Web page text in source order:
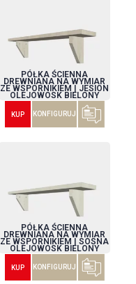
PÓŁKA ŚCIENNA
DREWNIANA NA WYMIAR
ZE WSPORNIKIEM | JESION
OLEJOWOSK BIELONY
KUP KONFIGURUJ
PÓŁKA ŚCIENNA
DREWNIANA NA WYMIAR
ZE WSPORNIKIEM | SOSNA
OLEJOWOSK BIELONY
KUP KONFIGURUJ